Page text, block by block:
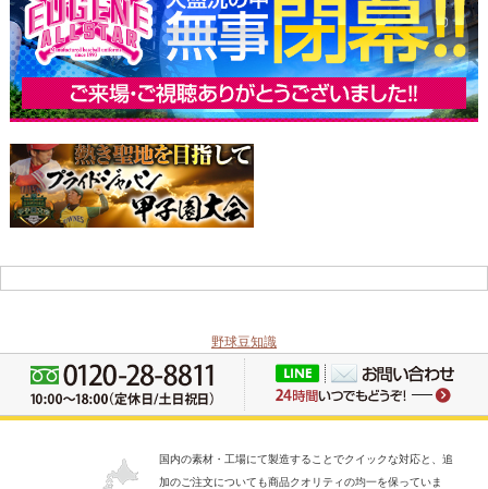
野球豆知識
国内の素材・工場にて製造することでクイックな対応と、追
加のご注文についても商品クオリティの均一を保っていま